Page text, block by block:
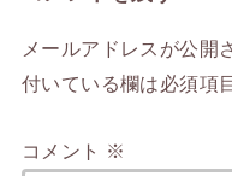
メールアドレスが公開
付いている欄は必須項
コメント ※